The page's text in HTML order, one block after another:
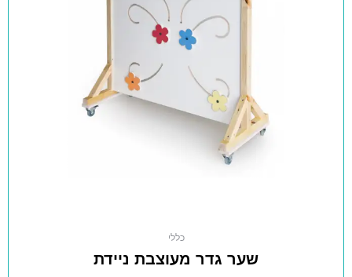
כללי
שער גדר מעוצבת ניידת